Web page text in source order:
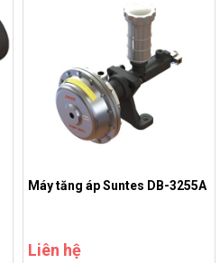
Máy tăng áp Suntes DB-3255A
Liên hệ